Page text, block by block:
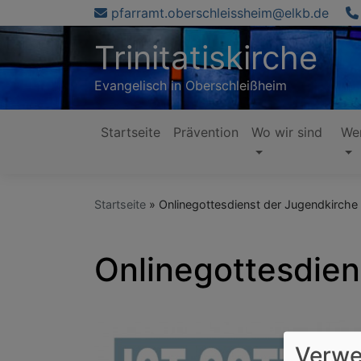
zum
pfarramt.oberschleissheim@elkb.de
Trinitatiskirche
Evangelisch in Oberschleißheim
Hauptnavigation
Startseite Prävention Wo wir sind
Startseite Onlinegottesdienst der Jugendkirche